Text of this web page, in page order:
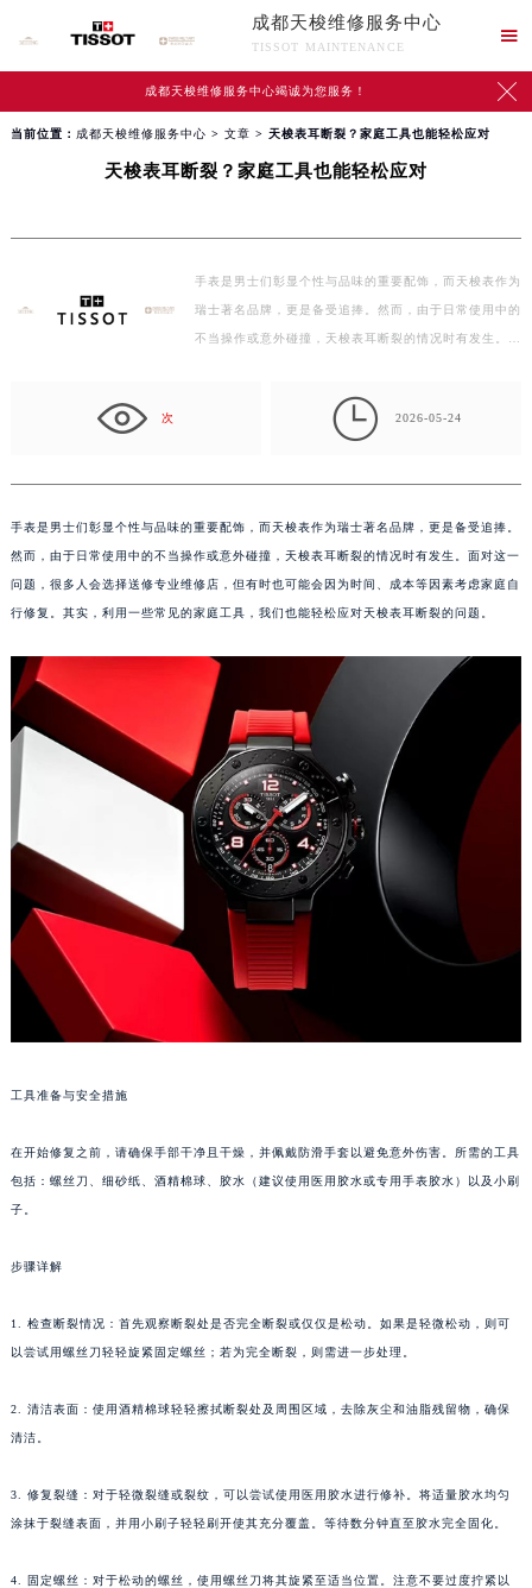
成都天梭维修服务中心
TISSOT MAINTENANCE

成都天梭维修服务中心竭诚为您服务！ 
当前位置： 成都天梭维修服务中心 > 文章 > 天梭表耳断裂？家庭工具也能轻松应对
天梭表耳断裂？家庭工具也能轻松应对
手表是男士们彰显个性与品味的重要配饰，而天梭表作为
瑞士著名品牌，更是备受追捧。然而，由于日常使用中的
不当操作或意外碰撞，天梭表耳断裂的情况时有发生。
次  2026-05-24
手表是男士们彰显个性与品味的重要配饰，而天梭表作为瑞士著名品牌，更是备受追捧。
然而，由于日常使用中的不当操作或意外碰撞，天梭表耳断裂的情况时有发生。面对这一
问题，很多人会选择送修专业维修店，但有时也可能会因为时间、成本等因素考虑家庭自
行修复。其实，利用一些常见的家庭工具，我们也能轻松应对天梭表耳断裂的问题。
工具准备与安全措施
在开始修复之前，请确保手部干净且干燥，并佩戴防滑手套以避免意外伤害。所需的工具
包括：螺丝刀、细砂纸、酒精棉球、胶水（建议使用医用胶水或专用手表胶水）以及小刷
子。
步骤详解
1. 检查断裂情况：首先观察断裂处是否完全断裂或仅仅是松动。如果是轻微松动，则可
以尝试用螺丝刀轻轻旋紧固定螺丝；若为完全断裂，则需进一步处理。
2. 清洁表面：使用酒精棉球轻轻擦拭断裂处及周围区域，去除灰尘和油脂残留物，确保
清洁。
3. 修复裂缝：对于轻微裂缝或裂纹，可以尝试使用医用胶水进行修补。将适量胶水均匀
涂抹于裂缝表面，并用小刷子轻轻刷开使其充分覆盖。等待数分钟直至胶水完全固化。
4. 固定螺丝：对于松动的螺丝，使用螺丝刀将其旋紧至适当位置。注意不要过度拧紧以